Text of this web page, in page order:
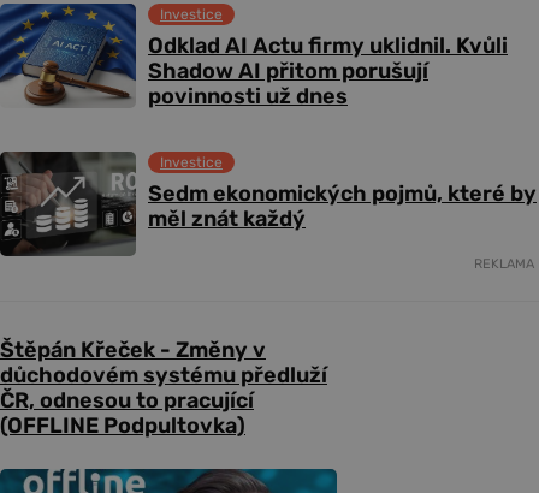
Odklad AI Actu firmy uklidnil. Kvůli
Shadow AI přitom porušují
povinnosti už dnes
Investice
Sedm ekonomických pojmů, které by
měl znát každý
Investice
REKLAMA
Štěpán Křeček - Změny v
důchodovém systému předluží
ČR, odnesou to pracující
(OFFLINE Podpultovka)